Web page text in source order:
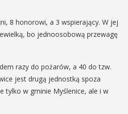
8 honorowi, a 3 wspierający. W jej
bo jednoosobową przewagę
razy do pożarów, a 40 do tzw.
jest drugą jednostką spoza
tylko w gminie Myślenice, ale i w